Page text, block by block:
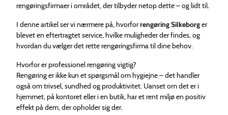
rengøringsfirmaer i området, der tilbyder netop dette – og lidt til.
I denne artikel ser vi nærmere på, hvorforrengøring Silkeborger
blevet en eftertragtet service, hvilke muligheder der findes, og
hvordan du vælger det rette rengøringsfirma til dine behov.
Hvorfor er professionel rengøring vigtig?
Rengøring er ikke kun et spørgsmål om hygiejne – det handler
også om trivsel, sundhed og produktivitet. Uanset om det er i
hjemmet, på kontoret eller i en butik, har et rent miljø en positiv
effekt på dem, der opholder sig der.